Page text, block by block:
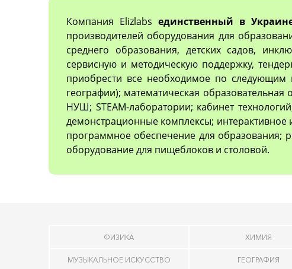
Компания Elizlabs единственный в
производителей оборудования для
среднего образования, детских садов,
сервисную и методическую поддержку,
приобрести все необходимое по следующим
географии); математическая
НУШ; STEAM-лаборатории; кабинет
демонстрационные комплексы;
программное обеспечение для образования;
оборудование для пищеблоков и столовой.
ФИЗИКА ХИМИЯ
МУЗЫКАЛЬНОЕ ИСКУССТВО ГЕОГРАФИЯ